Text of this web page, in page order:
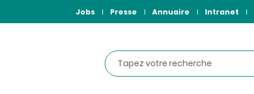
Jobs Presse Annuaire Intranet
Rechercher